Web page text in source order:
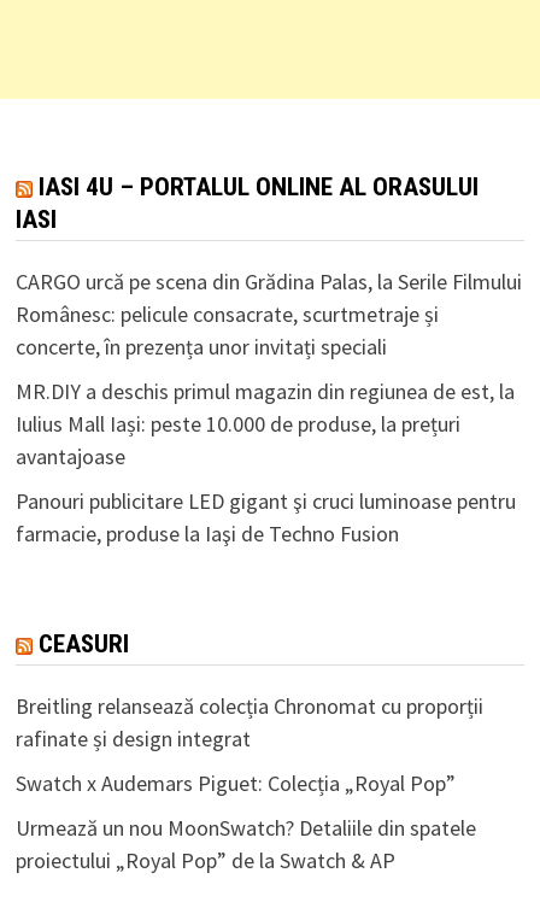
IASI 4U – PORTALUL ONLINE AL ORASULUI
IASI
CARGO urcă pe scena din Grădina Palas, la Serile Filmului
Românesc: pelicule consacrate, scurtmetraje și
concerte, în prezența unor invitați speciali
MR.DIY a deschis primul magazin din regiunea de est, la
Iulius Mall Iași: peste 10.000 de produse, la prețuri
avantajoase
Panouri publicitare LED gigant şi cruci luminoase pentru
farmacie, produse la Iaşi de Techno Fusion
CEASURI
Breitling relansează colecția Chronomat cu proporții
rafinate și design integrat
Swatch x Audemars Piguet: Colecția „Royal Pop”
Urmează un nou MoonSwatch? Detaliile din spatele
proiectului „Royal Pop” de la Swatch & AP